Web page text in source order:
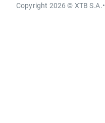
Copyright 2026 © XTB S.A.•